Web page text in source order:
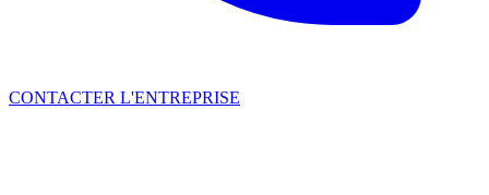
CONTACTER L'ENTREPRISE